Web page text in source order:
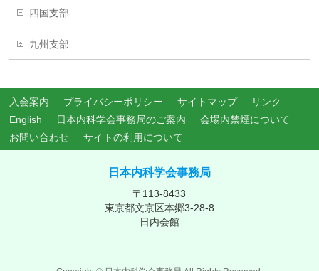
四国支部
九州支部
入会案内 プライバシーポリシー サイトマップ
リンク
English
日本内科学会事務局のご案内
会場内禁煙について
お問い合わせ
サイトの利用について
日本内科学会事務局
〒113-8433
東京都文京区本郷3-28-8
日内会館